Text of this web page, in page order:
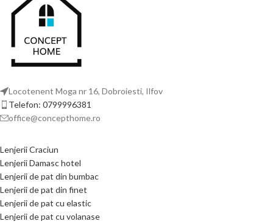
Locotenent Moga nr 16, Dobroiesti, Ilfov
Telefon: 0799996381
office@concepthome.ro
Lenjerii Craciun
Lenjerii Damasc hotel
Lenjerii de pat din bumbac
Lenjerii de pat din finet
Lenjerii de pat cu elastic
Lenjerii de pat cu volanase